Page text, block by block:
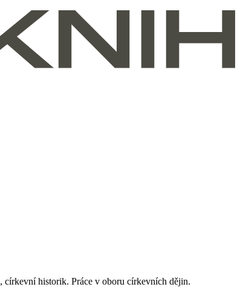
historik. Práce v oboru církevních dějin.